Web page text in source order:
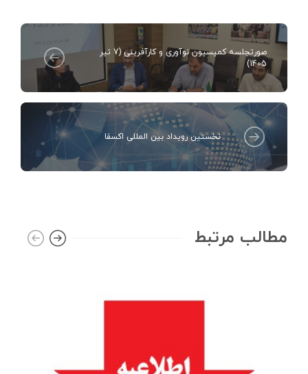
صورتجلسه کمیسیون نوآوری و کارآفرینی (7 تیر
1405)
نخستین رویداد بین المللی اکسفا
مطالب مرتبط